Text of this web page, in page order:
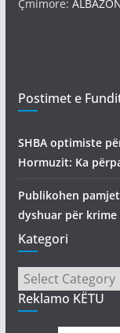
Çmimore:
Postimet e
SHBA optimiste
Hormuzit: Ka
Publikohen
dyshuar për
Kategori
Kategori
Reklamo KËTU